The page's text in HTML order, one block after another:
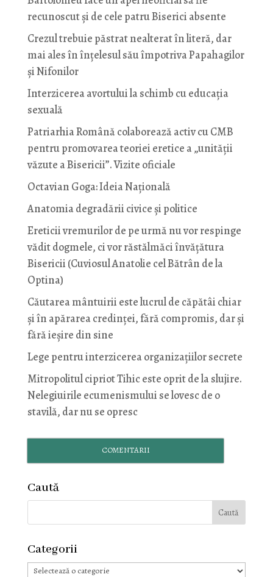
recunoscut și de cele patru Biserici absente
Crezul trebuie păstrat nealterat în literă, dar
mai ales în înțelesul său împotriva Papahagilor
și Nifonilor
Interzicerea avortului la schimb cu educaţia
sexuală
Patriarhia Română colaborează activ cu CMB
pentru promovarea teoriei eretice a „unității
văzute a Bisericii”. Vizite oficiale
Octavian Goga: Ideia Naţională
Anatomia degradării civice și politice
Ereticii vremurilor de pe urmă nu vor respinge
vădit dogmele, ci vor răstălmăci învățătura
Bisericii (Cuviosul Anatolie cel Bătrân de la
Optina)
Căutarea mântuirii este lucrul de căpătâi chiar
și în apărarea credinței, fără compromis, dar și
fără ieșire din sine
Lege pentru interzicerea organizaţiilor secrete
Mitropolitul cipriot Tihic este oprit de la slujire.
Nelegiuirile ecumenismului se lovesc de o
stavilă, dar nu se opresc
COMENTARII
Caută
Categorii
Categorii